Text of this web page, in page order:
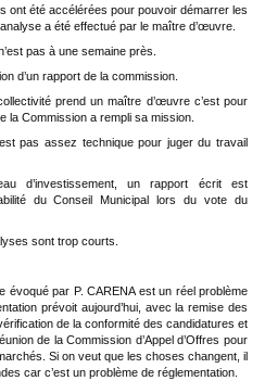
ont été accélérées pour pouvoir démarrer les
a été effectué par le maître d’œuvre.
pas à une semaine près.
d’un rapport de la commission.
prend un maître d’œuvre c’est pour
la Commission a rempli sa mission.
pas assez technique pour juger du travail
d’investissement, un rapport écrit est
du Conseil Municipal lors du vote du
sont trop courts.
par P. CARENA est un réel problème
prévoit aujourd’hui, avec la remise des
de la conformité des candidatures et
de la Commission d’Appel d’Offres pour
Si on veut que les choses changent, il
car c’est un problème de réglementation.